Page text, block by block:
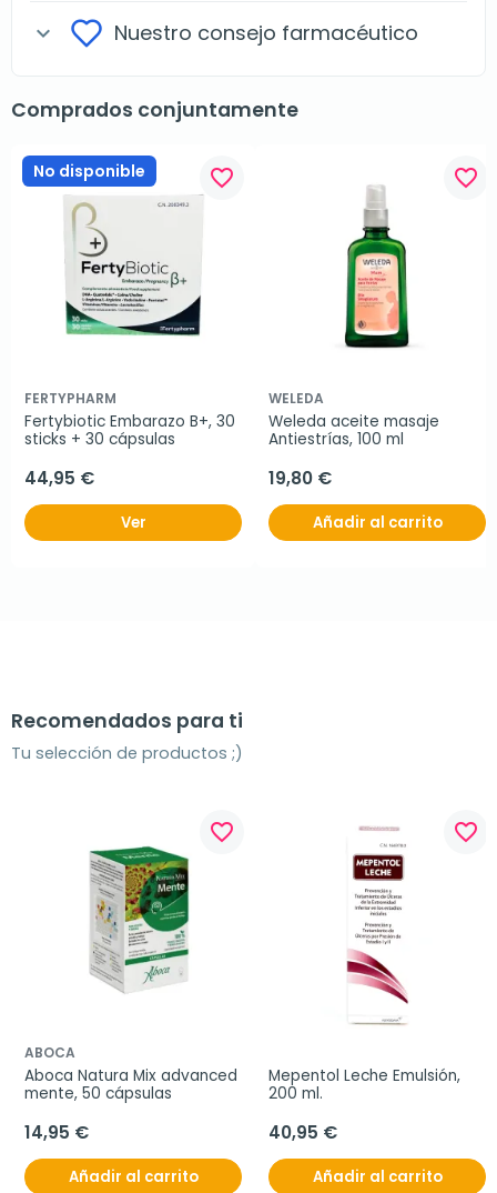
expand_more Nuestro consejo farmacéutico
Comprados conjuntamente
No disponible favorite_border
FERTYPHARM
Fertybiotic Embarazo B+, 30
sticks + 30 cápsulas
44,95 €
Ver
favorite_border
WELEDA
Weleda aceite masaje
Antiestrías, 100 ml
19,80 €
Añadir al carrito
Recomendados para ti
Tu selección de productos ;)
favorite_border
ABOCA
Aboca Natura Mix advanced
mente, 50 cápsulas
14,95 €
Añadir al carrito
favorite_border
Mepentol Leche Emulsión,
200 ml.
40,95 €
Añadir al carrito